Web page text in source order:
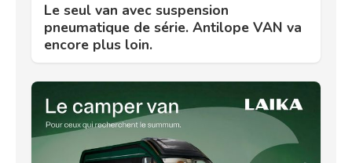
Le seul van avec suspension
pneumatique de série. Antilope VAN va
encore plus loin.